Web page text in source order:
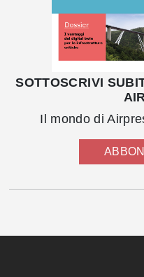
SOTTOSCRIVI
Il mondo di